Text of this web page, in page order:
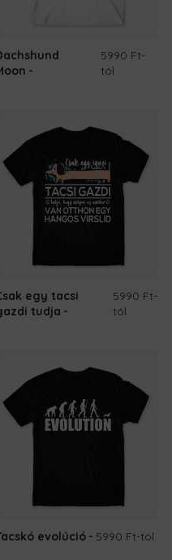
5990 Ft-
tól
egy tacsi
tudja
5990 Ft-
tól
evolúció 5990 Ft-tól